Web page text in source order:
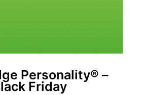
Personality® –
Friday